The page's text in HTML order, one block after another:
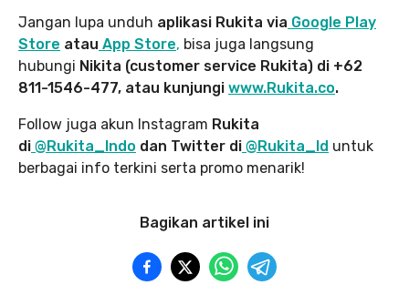
Jangan lupa unduh aplikasi Rukita via Google Play
Store atau App Store, bisa juga langsung
hubungi Nikita (customer service Rukita) di +62
811-1546-477, atau kunjungi www.Rukita.co.
Follow juga akun Instagram Rukita
di @Rukita_Indo dan Twitter di @Rukita_Id untuk
berbagai info terkini serta promo menarik!
Bagikan artikel ini